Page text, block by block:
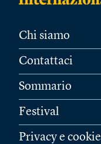
Chi siamo
Contattaci
Sommario
Festival
Privacy e cookie